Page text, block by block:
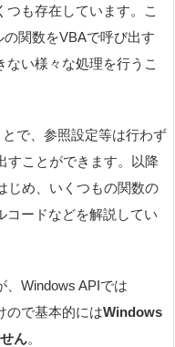
も存在しています。こ
関数をVBAで呼び出す
い様々な処理を行うこ
で、参照設定等は行わず
すことができます。以降
じめ、いくつもの関数の
コードなどを解説してい
、Windows APIでは
ので基本的にはWindows
ん。